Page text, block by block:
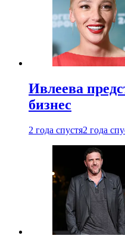
Ивлеева
бизнес
2 года спустя2 года